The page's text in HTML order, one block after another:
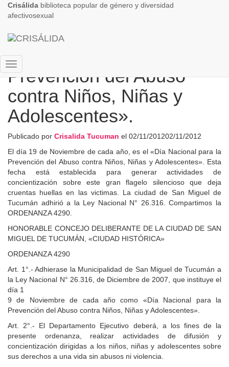
Crisálida biblioteca popular de género y diversidad
afectivosexual
Cambiar
modo
de
navegación
«Día Nacional para la
Prevención del Abuso
contra Niños, Niñas y
Adolescentes».
Publicado por Crisalida Tucuman el 02/11/201202/11/2012
El día 19 de Noviembre de cada año, es el «Día Nacional para la
Prevención del Abuso contra Niños, Niñas y Adolescentes». Esta
fecha está establecida para generar actividades de
concientización sobre este gran flagelo silencioso que deja
cruentas huellas en las victimas. La ciudad de San Miguel de
Tucumán adhirió a la Ley Nacional N° 26.316. Compartimos la
ORDENANZA 4290.
HONORABLE CONCEJO DELIBERANTE DE LA CIUDAD DE SAN
MIGUEL DE TUCUMÁN, «CIUDAD HISTÓRICA»
ORDENANZA 4290
Art. 1°.- Adhierase la Municipalidad de San Miguel de Tucumán a
la Ley Nacional N° 26.316, de Diciembre de 2007, que instituye el
día 1
9 de Noviembre de cada año como «Día Nacional para la
Prevención del Abuso contra Niños, Niñas y Adolescentes».
Art. 2°.- El Departamento Ejecutivo deberá, a los fines de la
presente ordenanza, realizar actividades de difusión y
concientización dirigidas a los niños, niñas y adolescentes sobre
sus derechos a una vida sin abusos ni violencia.